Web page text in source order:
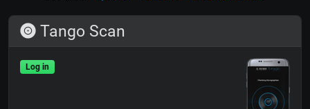
Tango Scan
Log in